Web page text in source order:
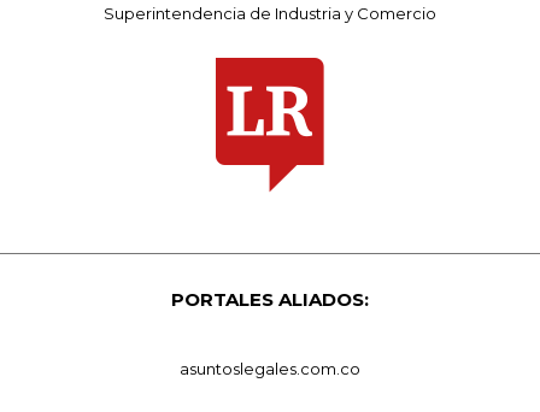
Superintendencia de Industria y Comercio
PORTALES ALIADOS:
asuntoslegales.com.co